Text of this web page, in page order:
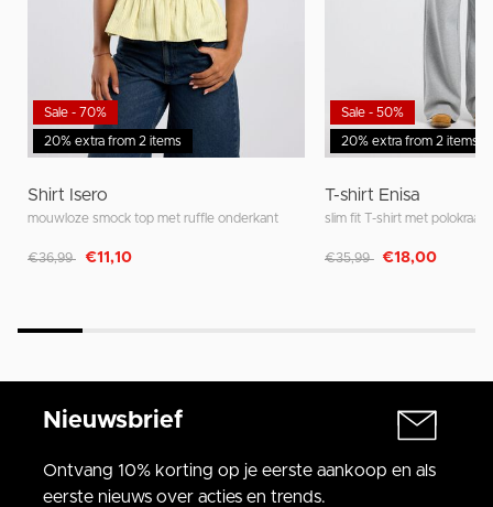
20% extra from 2 items
Sale - 70%
Shirt Isero
mouwloze smock top met ruffle onderkant
Afgeprijsd van
€36,99 naar
€11,10
20% extra from 2 items
Sale - 50%
T-shirt Enisa
slim fit T-shirt met
Afgeprijsd van
€35,99 naar
€18,00
Nieuwsbrief
Ontvang 10% korting op je eerste aankoop en als
eerste nieuws over acties en trends.